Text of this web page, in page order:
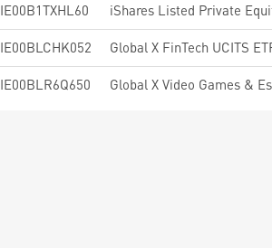
IE00B1TXHL60 iShares Listed Private
IE00BLCHK052 Global X FinTech UCITS
IE00BLR6Q650 Global X Video Games &